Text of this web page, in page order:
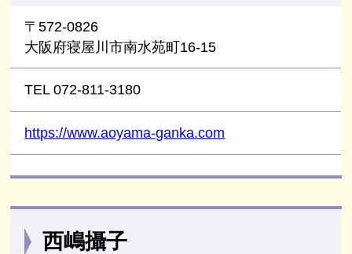
〒572-0826
大阪府寝屋川市南水苑町16-15
TEL 072-811-3180
https://www.aoyama-ganka.com
西嶋攝子